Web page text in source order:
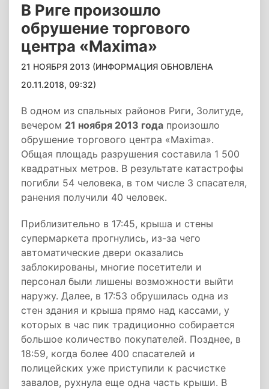
В Риге произошло
обрушение торгового
центра «Maxima»
21 НОЯБРЯ 2013 (ИНФОРМАЦИЯ ОБНОВЛЕНА
20.11.2018, 09:32)
В одном из спальных районов Риги, Золитуде,
вечером 21 ноября 2013 года произошло
обрушение торгового центра «Maxima».
Общая площадь разрушения составила 1 500
квадратных метров. В результате катастрофы
погибли 54 человека, в том числе 3 спасателя,
ранения получили 40 человек.
Приблизительно в 17:45, крыша и стены
супермаркета прогнулись, из-за чего
автоматические двери оказались
заблокированы, многие посетители и
персонал были лишены возможности выйти
наружу. Далее, в 17:53 обрушилась одна из
стен здания и крыша прямо над кассами, у
которых в час пик традиционно собирается
большое количество покупателей. Позднее, в
18:59, когда более 400 спасателей и
полицейских уже приступили к расчистке
завалов, рухнула еще одна часть крыши. В